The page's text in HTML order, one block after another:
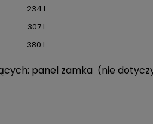
234 l
307 l
380 l
panel zamka (nie